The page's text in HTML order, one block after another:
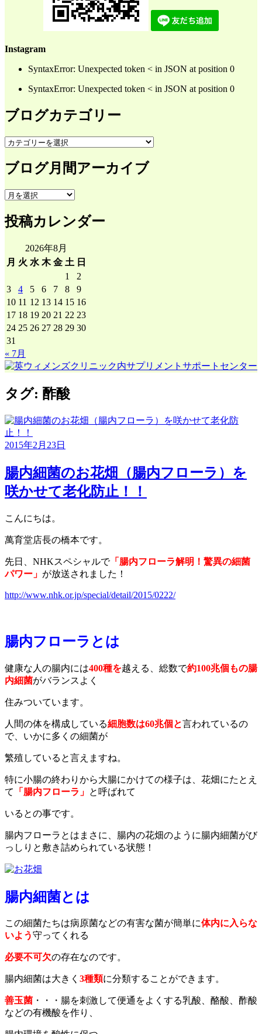
Instagram
SyntaxError: Unexpected token < in JSON at position 0
SyntaxError: Unexpected token < in JSON at position 0
ブログカテゴリー
ブ
グ
カ
テ
ゴ
リ
ー
ブログ月間アーカイブ
ブ
グ
月
ア
ー
イ
ブ
投稿カレンダー
2026年8月
月 火 水 木 金 土 日
1
2
3
4 5 6 7 8
9
10 11 12 13 14 15 16
17 18 19 20 21 22 23
24 25 26 27 28 29 30
31
« 7月
タグ: 酢酸
2015年2月23日
腸内細菌のお花畑（腸内フローラ）を
咲かせて老化防止！！
こんにちは。
萬育堂店長の橋本です。
先日、NHKスペシャルで「腸内フローラ解明！驚異の細菌
パワー」 が放送されました！
http://www.nhk.or.jp/special/detail/2015/0222/
腸内フローラとは
健康な人の腸内には400種を越える、総数で約100兆個もの腸
内細菌がバランスよく
住みついています。
人間の体を構成している細胞数は60兆個と言われているの
で、いかに多くの細菌が
繁殖していると言えますね。
特に小腸の終わりから大腸にかけての様子は、花畑にたとえ
て
「腸内フローラ」 と呼ばれて
いるとの事です。
腸内フローラとはまさに、腸内の花畑のように腸内細菌がび
っしりと敷き詰められている状態！
腸内細菌とは
この細菌たちは病原菌などの有害な菌が簡単に体内に入らな
いよう守ってくれる
必要不可欠の存在なのです。
腸内細菌は大きく 3種類に分類することができます。
善玉菌 ・・・腸を刺激して便通をよくする乳酸、酪酸、酢酸
などの有機酸を作り、